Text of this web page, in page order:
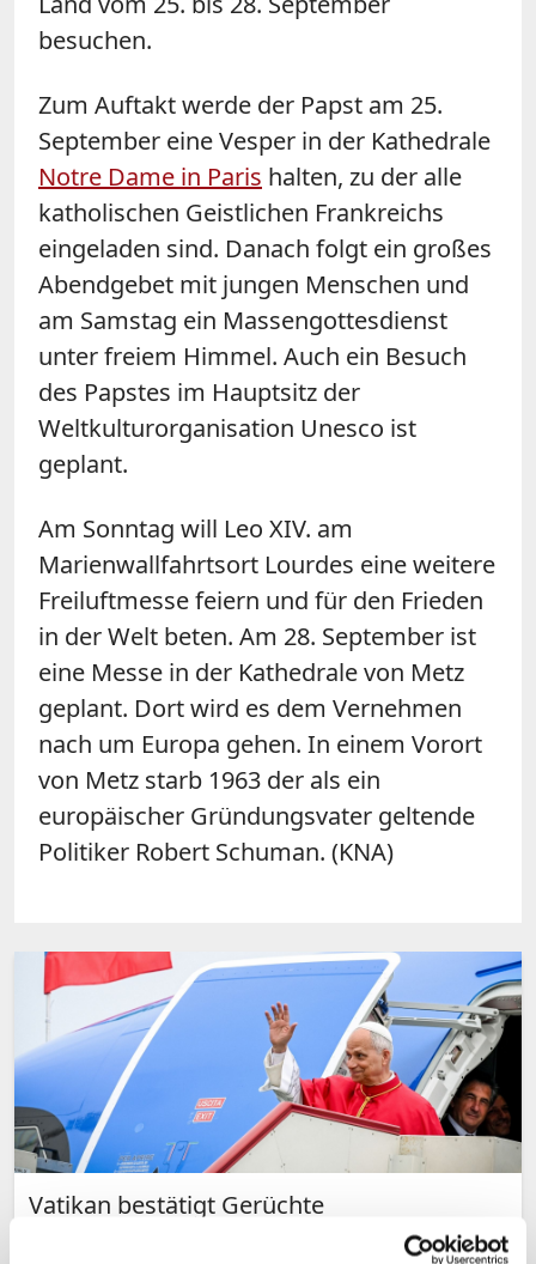
besuchen.
Zum Auftakt werde der Papst am 25.
September eine Vesper in der Kathedrale
Notre Dame in Paris halten, zu der alle
katholischen Geistlichen Frankreichs
eingeladen sind. Danach folgt ein großes
Abendgebet mit jungen Menschen und
am Samstag ein Massengottesdienst
unter freiem Himmel. Auch ein Besuch
des Papstes im Hauptsitz der
Weltkulturorganisation Unesco ist
geplant.
Am Sonntag will Leo XIV. am
Marienwallfahrtsort Lourdes eine weitere
Freiluftmesse feiern und für den Frieden
in der Welt beten. Am 28. September ist
eine Messe in der Kathedrale von Metz
geplant. Dort wird es dem Vernehmen
nach um Europa gehen. In einem Vorort
von Metz starb 1963 der als ein
europäischer Gründungsvater geltende
Politiker Robert Schuman. (KNA)
Vatikan bestätigt Gerüchte
Papst Leo XIV. reist Ende September